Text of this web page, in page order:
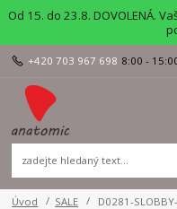
Od 15. do 23.8. DOVOLENÁ.
+420 703 967 698 8:00 -
Úvod SALE D0281-